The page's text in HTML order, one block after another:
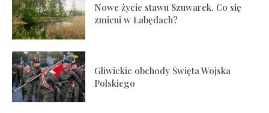
Nowe życie stawu Szuwarek. Co się
zmieni w Łabędach?
Gliwickie obchody Święta Wojska
Polskiego